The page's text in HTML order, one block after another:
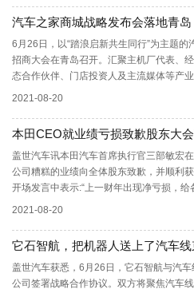
汽车之家商城战略发布会落地青岛
6月26日，以“踏浪启新共生同行”为主题
招商大会在青岛召开。汇聚主机厂代表、
态合作伙伴、门店投资人及主流媒体等产
2021-08-20
本田CEO就业绩亏损致歉股东大
盖世汽车讯本田汽车首席执行官三部敏宏
公司糟糕的业绩向全体股东致歉，并顺利
开场发言中表示:“上一财年出现净亏损，给
2021-08-20
它石智航，把机器人送上了汽车
盖世汽车获悉，6月26日，它石智航与汽
公司签署战略合作协议。双方将聚焦汽车